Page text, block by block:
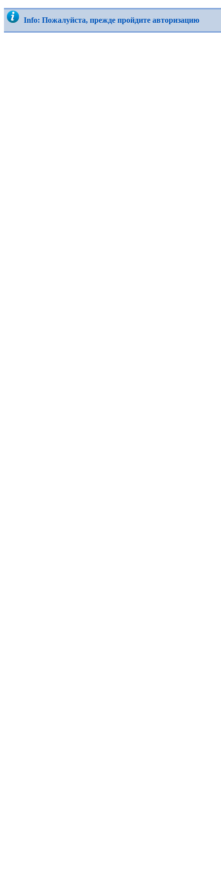
Info: Пожалуйста, прежде пройдите авторизацию